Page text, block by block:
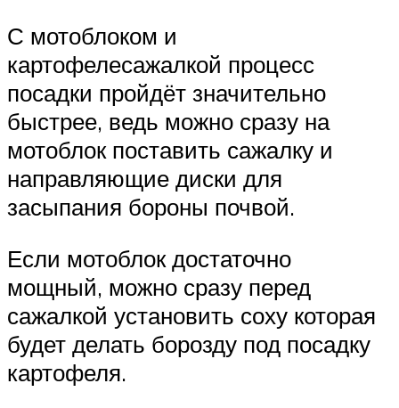
С мотоблоком и
картофелесажалкой процесс
посадки пройдёт значительно
быстрее, ведь можно сразу на
мотоблок поставить сажалку и
направляющие диски для
засыпания бороны почвой.
Если мотоблок достаточно
мощный, можно сразу перед
сажалкой установить соху которая
будет делать борозду под посадку
картофеля.